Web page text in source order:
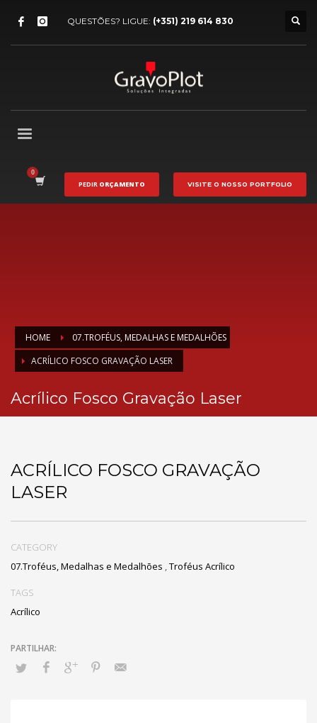
QUESTÕES? LIGUE: (+351) 219 614 830
PEDIR ORÇAMENTO VISITE O NOSSO PORTFOLIO
HOME
07.TROFÉUS, MEDALHAS E MEDALHÕES
ACRÍLICO FOSCO GRAVAÇÃO LASER
Acrílico Fosco Gravação Laser
ACRÍLICO FOSCO GRAVAÇÃO
LASER
CATEGORY
07.Troféus, Medalhas e Medalhões ,Troféus Acrílico
TAGS
Acrílico